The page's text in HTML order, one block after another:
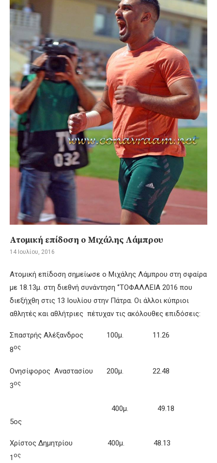
Ατομική επίδοση ο Μιχάλης Λάμπρου
14 Ιουλίου, 2016
Ατομική επίδοση σημείωσε ο Μιχάλης Λάμπρου στη σφαίρα
με 18.13μ. στη διεθνή συνάντηση ‘’ΤΟΦΑΛΛΕΙΑ 2016 που
διεξήχθη στις 13 Ιουλίου στην Πάτρα. Οι άλλοι κύπριοι
αθλητές και αθλήτριες πέτυχαν τις ακόλουθες επιδόσεις:
Σπαστρής Αλέξανδρος 100μ. 11.26
8ος
Ονησίφορος Αναστασίου 200μ. 22.48
3ος
400μ. 49.18
5ος
Χρίστος Δημητρίου 400μ. 48.13
1 ος